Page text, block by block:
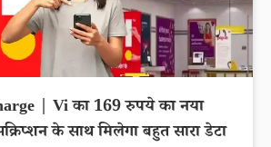
| Vi का 169 रुपये का नया
के साथ मिलेगा बहुत सारा डेटा